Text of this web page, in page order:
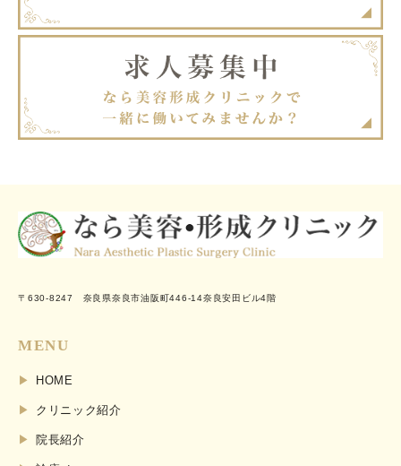
〒630-8247 奈良県奈良市油阪町446-14奈良安田ビル4階
MENU
HOME
クリニック紹介
院長紹介